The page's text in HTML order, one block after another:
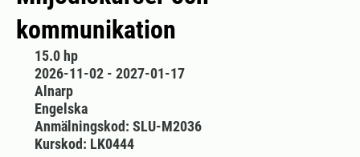
kommunikation
15.0 hp
2026-11-02 - 2027-01-17
Alnarp
Engelska
Anmälningskod: SLU-M2036
Kurskod: LK0444